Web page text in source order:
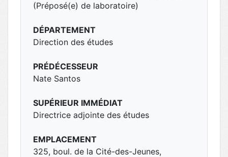
(Préposé(e) de laboratoire)
DÉPARTEMENT
Direction des études
PRÉDÉCESSEUR
Nate Santos
SUPÉRIEUR IMMÉDIAT
Directrice adjointe des études
EMPLACEMENT
325, boul. de la Cité-des-Jeunes,